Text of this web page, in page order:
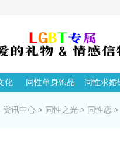
化 同性单身饰品 同性求婚
资讯中心 > 同性之光 > 同性恋 >